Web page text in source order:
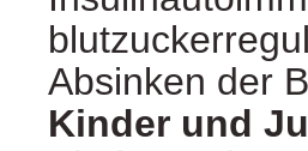
Absinken der
Kinder und